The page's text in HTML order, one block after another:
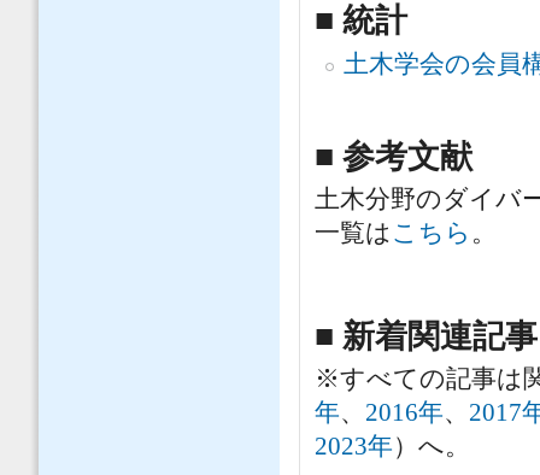
■ 統計
土木学会の会員
■ 参考文献
土木分野のダイバ
一覧は こちら 。
■ 新着関連記事
※すべての記事は
年、 2016年、 2017
2023年）へ。